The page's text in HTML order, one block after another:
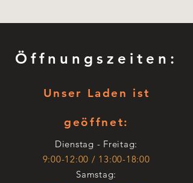
Öffnungszeiten:
Unser Laden ist
geöffnet:
Dienstag - Freitag:
9:00-12:00 / 13:00-18:00
Samstag: